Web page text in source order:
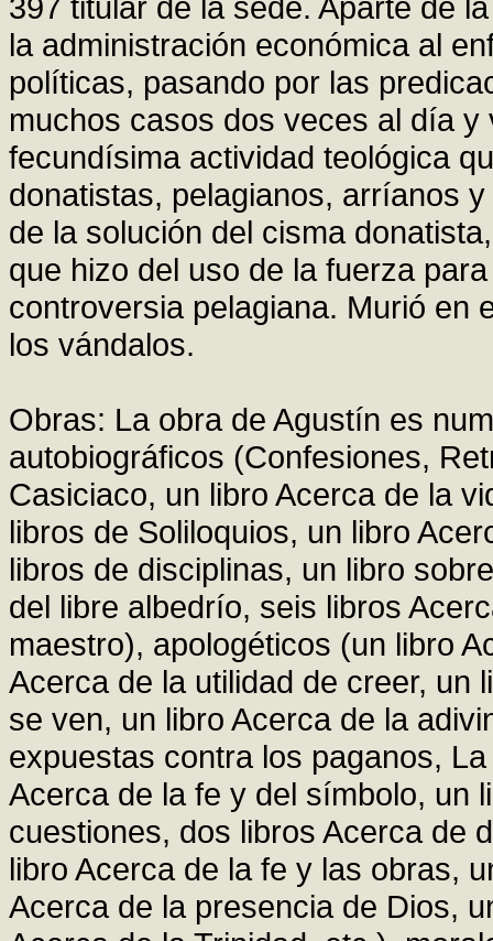
la administración económica al
políticas, pasando por las
muchos casos dos veces al día
fecundísima actividad teológica
donatistas, pelagianos, arríanos
de la solución del cisma
que hizo del uso de la fuerza
controversia pelagiana. Murió en
los vándalos.
Obras: La obra de Agustín es
autobiográficos (Confesiones,
Casiciaco, un libro Acerca de la
libros de Soliloquios, un libro
libros de disciplinas, un libro
del libre albedrío, seis libros
maestro), apologéticos (un libro
Acerca de la utilidad de creer, un
se ven, un libro Acerca de la
expuestas contra los paganos,
Acerca de la fe y del símbolo, un
cuestiones, dos libros Acerca de
libro Acerca de la fe y las obras,
Acerca de la presencia de Dios,